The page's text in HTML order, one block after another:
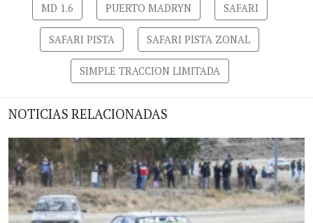
MD 1.6 PUERTO MADRYN SAFARI
SAFARI PISTA SAFARI PISTA ZONAL
SIMPLE TRACCION LIMITADA
NOTICIAS RELACIONADAS